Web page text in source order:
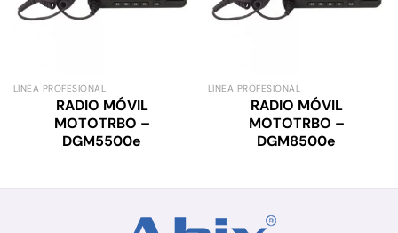
LÍNEA PROFESIONAL
RADIO MÓVIL
MOTOTRBO –
DGM5500e
LÍNEA PROFESIONAL
RADIO MÓVIL
MOTOTRBO –
DGM8500e